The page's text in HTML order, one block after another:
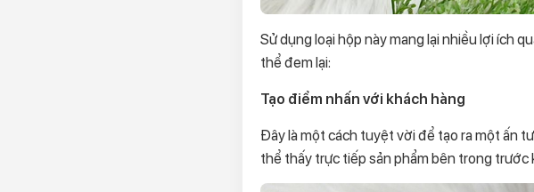
Sử dụng loại hộp này mang lại nhiều lợi ích
thể đem lại:
Tạo điểm nhấn với khách hàng
Đây là một cách tuyệt vời để tạo ra một ấn
thể thấy trực tiếp sản phẩm bên trong trước